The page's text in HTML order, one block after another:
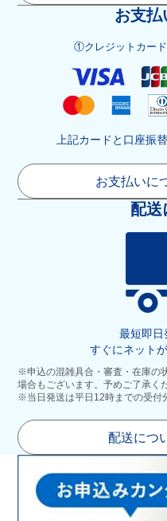
お支払
①クレジットカード
上記カードと口座振
お支払いに
配送
最短即日
すぐにネット
※申込の混雑具合・審査・在庫の
場合もございます。予めご了承く
※当日発送は平日12時までの受付
配送につ